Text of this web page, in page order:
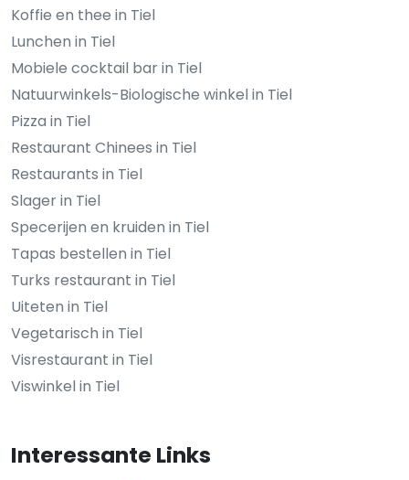
Koffie en thee in Tiel
Lunchen in Tiel
Mobiele cocktail bar in Tiel
Natuurwinkels-Biologische winkel in Tiel
Pizza in Tiel
Restaurant Chinees in Tiel
Restaurants in Tiel
Slager in Tiel
Specerijen en kruiden in Tiel
Tapas bestellen in Tiel
Turks restaurant in Tiel
Uiteten in Tiel
Vegetarisch in Tiel
Visrestaurant in Tiel
Viswinkel in Tiel
Interessante Links